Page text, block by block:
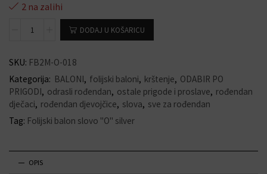
2 na zalihi
DODAJ U KOŠARICU
SKU: FB2M-O-018
Kategorija: BALONI, folijski baloni, krštenje, ODABIR PO
PRIGODI, odrasli rođendan, ostale prigode i proslave, rođendan
dječaci, rođendan djevojčice, slova, sve za rođendan
Tag: Folijski balon slovo "O" silver
OPIS